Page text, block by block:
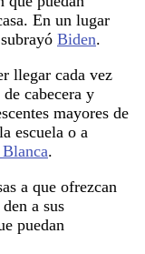
En un lugar
Biden.
llegar cada vez
cabecera y
mayores de
escuela o a
.
a que ofrezcan
a sus
puedan